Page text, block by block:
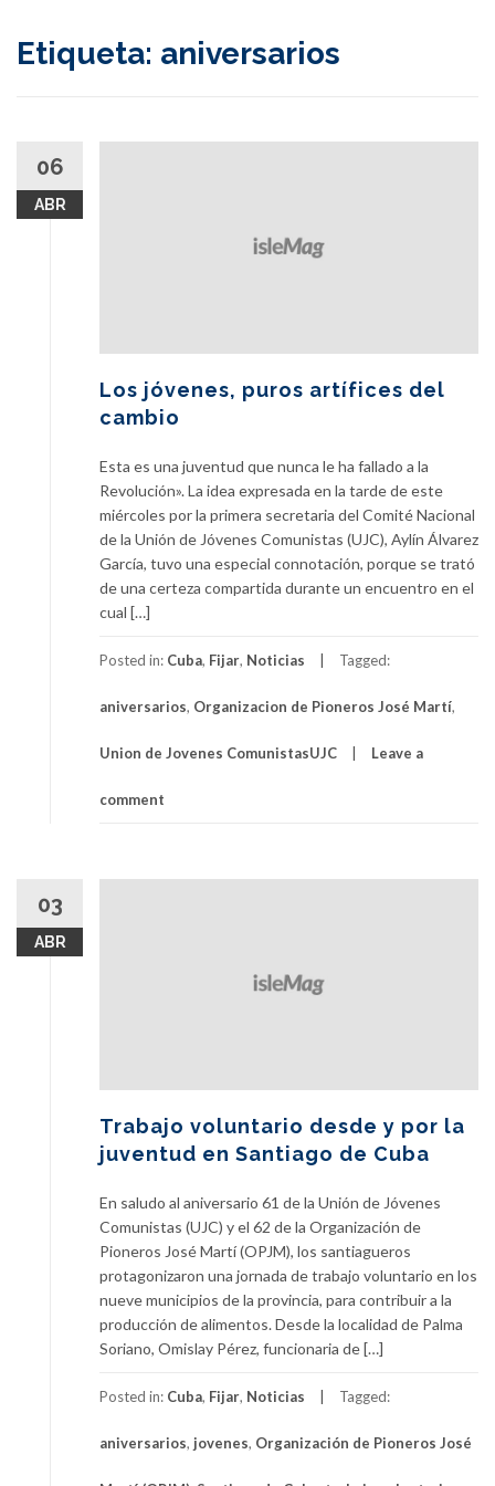
Etiqueta: aniversarios
06
ABR
Los jóvenes, puros artífices del
cambio
Esta es una juventud que nunca le ha fallado a la
Revolución». La idea expresada en la tarde de este
miércoles por la primera secretaria del Comité Nacional
de la Unión de Jóvenes Comunistas (UJC), Aylín Álvarez
García, tuvo una especial connotación, porque se trató
de una certeza compartida durante un encuentro en el
cual […]
Posted in: Cuba, Fijar, Noticias Tagged:
aniversarios, Organizacion de Pioneros José Martí,
Union de Jovenes ComunistasUJC Leave a
comment
03
ABR
Trabajo voluntario desde y por la
juventud en Santiago de Cuba
En saludo al aniversario 61 de la Unión de Jóvenes
Comunistas (UJC) y el 62 de la Organización de
Pioneros José Martí (OPJM), los santiagueros
protagonizaron una jornada de trabajo voluntario en los
nueve municipios de la provincia, para contribuir a la
producción de alimentos. Desde la localidad de Palma
Soriano, Omislay Pérez, funcionaria de […]
Posted in: Cuba, Fijar, Noticias Tagged:
aniversarios, jovenes, Organización de Pioneros José